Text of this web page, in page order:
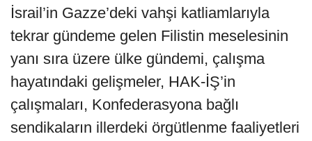
İsrail’in Gazze’deki vahşi katliamlarıyla
tekrar gündeme gelen Filistin meselesinin
yanı sıra üzere ülke gündemi, çalışma
hayatındaki gelişmeler, HAK-İŞ’in
çalışmaları, Konfederasyona bağlı
sendikaların illerdeki örgütlenme faaliyetleri